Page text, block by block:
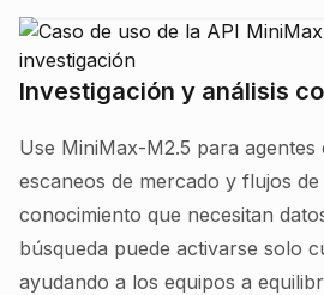
Investigación y análisis
Use MiniMax-M2.5 para agentes
escaneos de mercado y flujos
conocimiento que necesitan
búsqueda puede activarse solo
ayudando a los equipos a